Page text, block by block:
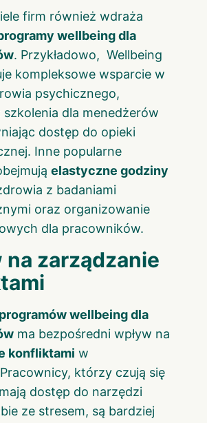
firm również wdraża
wellbeing dla
. Przykładowo, Wellbeing
kompleksowe wsparcie w
psychicznego,
szkolenia dla menedżerów
dostęp do opieki
Inne popularne
elastyczne godziny
z badaniami
oraz organizowanie
dla pracowników.
na zarządzanie
programów wellbeing dla
ma bezpośredni wpływ na
konfliktami w
którzy czują się
dostęp do narzędzi
ze stresem, są bardziej